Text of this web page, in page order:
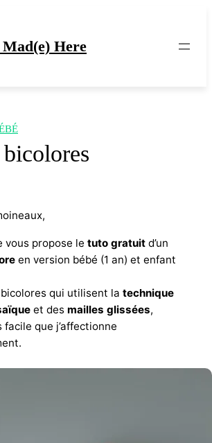
Here
vous propose le tuto gratuit d’un
en version bébé (1 an) et enfant
qui utilisent la technique
et des mailles glissées,
que j’affectionne